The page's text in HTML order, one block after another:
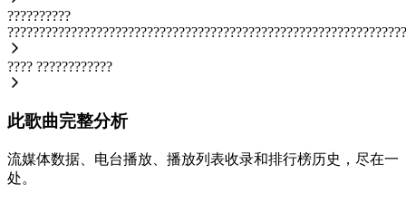
??????????
???? ????????????
此歌曲完整分析
流媒体数据、电台播放、播放列表收录和排行榜历史，尽在一
处。